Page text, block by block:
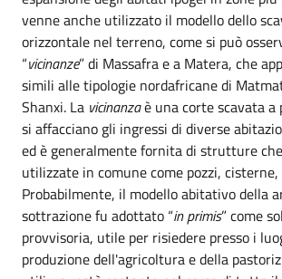
venne anche utilizzato il modello dello
orizzontale nel terreno, come si può
“vicinanze” di Massafra e a Matera, che
simili alle tipologie nordafricane di
Shanxi. La vicinanzaè una corte scavata a
si affacciano gli ingressi di diverse
ed è generalmente fornita di strutture
utilizzate in comune come pozzi, cisterne,
Probabilmente, il modello abitativo della
sottrazione fu adottato “in primis” come
provvisoria, utile per risiedere presso i
produzione dell'agricoltura e della